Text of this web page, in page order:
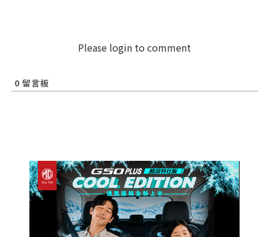
Please login to comment
0 留言板